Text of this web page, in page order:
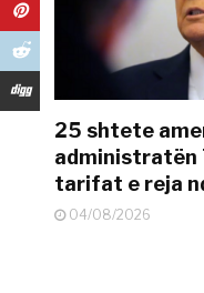
25 shtete
administratën
tarifat e reja
04/08/2026